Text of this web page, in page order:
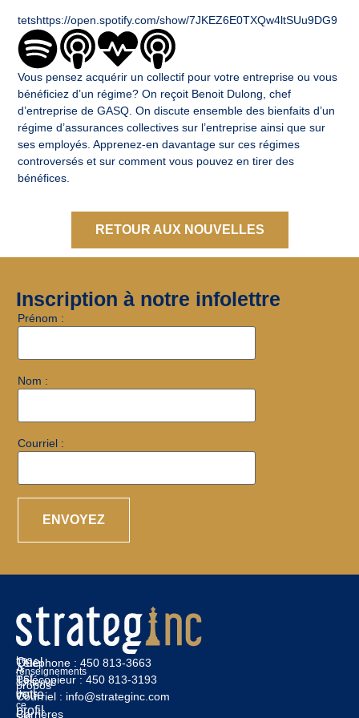
tetshttps://open.spotify.com/show/7JKEZ6E0TXQw4ltSUu9DG9
Vous pensez acquérir un collectif pour votre entreprise ou vous
bénéficiez d’un régime? On reçoit Benoit Dulong, chef
d’entreprise de GASQ. On discute ensemble des bienfaits d’un
régime d’assurances collectives sur l’entreprise ainsi que sur
ses employés. Apprenez-en davantage sur ces régimes
controversés et sur comment vous pouvez en tirer des
bénéfices.
RETOUR AUX NOUVELLES
Inscription à notre infolettre
Prénom :
Nom :
Courriel :
Les
renseignements
contenus
dans
ce
Quel
est
votre
profil
À
propos
Carrières
Téléphone : 450 813-3663
Télécopieur : 450 813-3193
Courriel : info@strateginc.com